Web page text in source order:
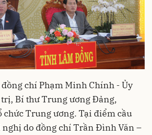
chí Phạm Minh Chính - Ủy
Bí thư Trung ương Đảng,
chức Trung ương. Tại điểm cầu
do đồng chí Trần Đình Văn –